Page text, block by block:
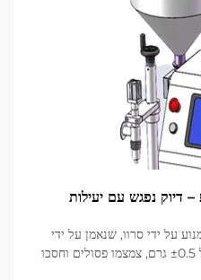
– דיוק נפגש עם יעילות
על ידי סרוו, שנאמן על ידי
יותר מ-1000 יצרנים. השג דיוק של ±0.5 גרם, צמצמו פסולים וחסכו